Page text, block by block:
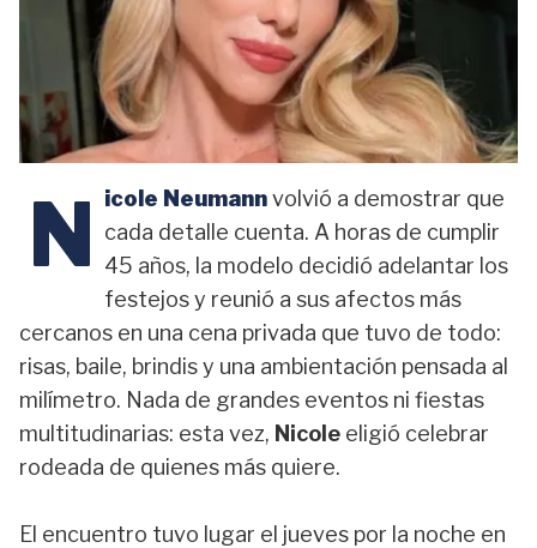
N icole Neumannvolvió a demostrar que
cada detalle cuenta. A horas de cumplir
45 años, la modelo decidió adelantar los
festejos y reunió a sus afectos más
cercanos en una cena privada que tuvo de todo:
risas, baile, brindis y una ambientación pensada al
milímetro. Nada de grandes eventos ni fiestas
multitudinarias: esta vez, Nicole eligió celebrar
rodeada de quienes más quiere.
El encuentro tuvo lugar el jueves por la noche en